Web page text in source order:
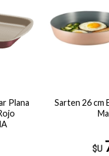
Plana
Sarten 26 cm
$U